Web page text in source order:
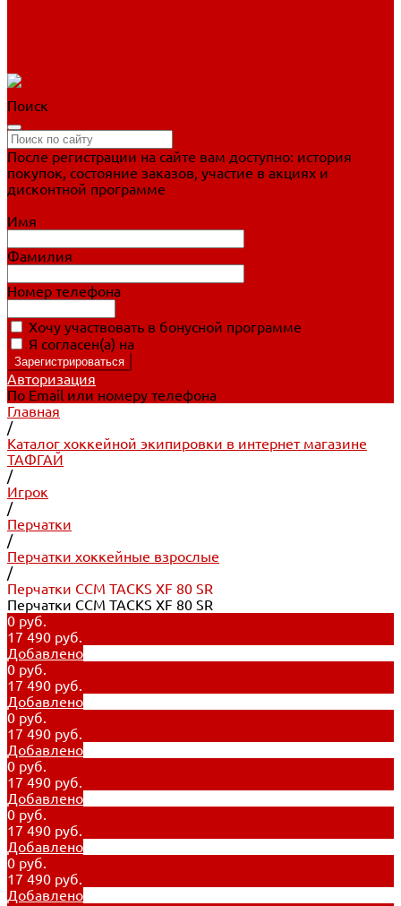
Поиск
После регистрации на сайте вам доступно: история
покупок, состояние заказов, участие в акциях и
дисконтной программе
Имя
Фамилия
Номер телефона
Хочу участвовать в бонусной программе
Я согласен(а) на
Авторизация
По Email или номеру телефона
Главная
/
Каталог хоккейной экипировки в интернет магазине
ТАФГАЙ
/
Игрок
/
Перчатки
/
Перчатки хоккейные взрослые
/
Перчатки CCM TACKS XF 80 SR
Перчатки CCM TACKS XF 80 SR
0 руб.
17 490 руб.
Добавлено
0 руб.
17 490 руб.
Добавлено
0 руб.
17 490 руб.
Добавлено
0 руб.
17 490 руб.
Добавлено
0 руб.
17 490 руб.
Добавлено
0 руб.
17 490 руб.
Добавлено